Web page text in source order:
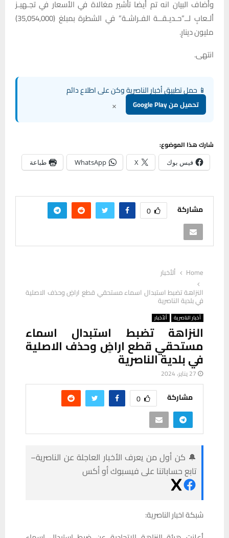
وأضاف البيان انه تم أيضا تأشير مغالاة في الأسعار في تجـهيـز
ألـعابٍ لــ”حـديـقــة الفـراشـة” في الشطرة بمبلغ (35,054,000)
مليون دينارٍ.
انتهى.
📱 حمل تطبيق أخبار الناصرية وكن على اطلاع دائم
تحميل من Google Play ×
شارك هذا الموضوع:
فيس بوك X
WhatsApp طباعة
مشاركة 0
Home
ألأخبار
النزاهة تضبط استبدال اسماء مستحقي قطع اراضٍ وحذف الاصلية
في بلدية الناصرية
أخبار الناصرية ألأخبار
النزاهة تضبط استبدال اسماء
مستحقي قطع اراضٍ وحذف الاصلية
في بلدية الناصرية
27 يناير، 2024
مشاركة 0
🔔 كن أول من يعرف الأخبار العاجلة عن الناصرية–
تابع حساباتنا على فيسبوك أو أكس
شبكة اخبار الناصرية: